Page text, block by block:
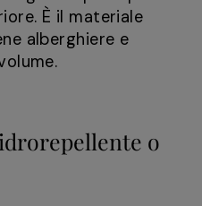
È il materiale
alberghiere e
o